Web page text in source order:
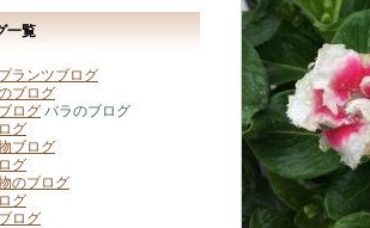
一覧
ランツブログ
ブログ
ログ バラのブログ
グ
ブログ
グ
のブログ
グ
ログ